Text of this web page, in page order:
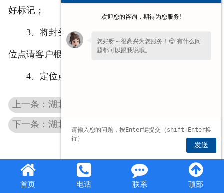
好标记；
3、将封头和筒体进行定位焊接，定位焊接的定
位点请客户根据直径和板厚自选；
4、定位点定位焊完成后，进行焊接。
上一条：湖北不锈钢封头规格
下一条：湖北直径273不锈钢封头
首页 电话 联系 顶部
欢迎您的咨询，期待为您服务!
您好呀～很高兴为您服务！😊 有什么问
题都可以跟我说哦。
发送